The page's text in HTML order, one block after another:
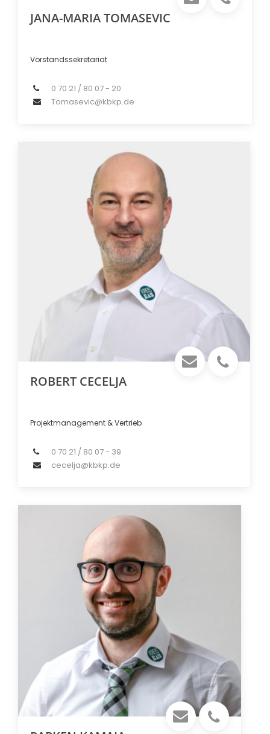
JANA-MARIA TOMASEVIC
Vorstandssekretariat
0 70 21 / 80 07 - 20
Tomasevic@kbkp.de
ROBERT CECELJA
Projektmanagement & Vertrieb
0 70 21 / 80 07 - 39
cecelja@kbkp.de